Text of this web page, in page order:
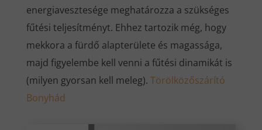
energiavesztesége meghatározza a szükséges
fűtési teljesítményt. Ehhez tartozik még, hogy
mekkora a fürdő alapterülete és magassága,
majd figyelembe kell venni a fűtési dinamikát is
(milyen gyorsan kell meleg). Törölközőszárító
Bonyhád